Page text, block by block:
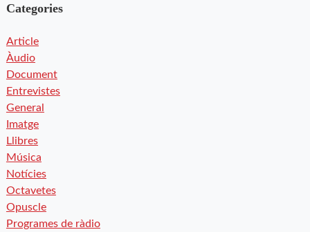
Categories
Article
Àudio
Document
Entrevistes
General
Imatge
Llibres
Música
Notícies
Octavetes
Opuscle
Programes de ràdio